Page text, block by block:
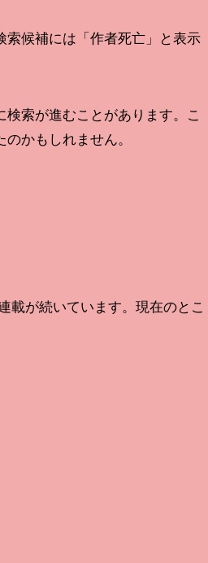
索候補には「作者死亡」と表示
索が進むことがあります。こ
かもしれません。
載が続いています。現在のとこ